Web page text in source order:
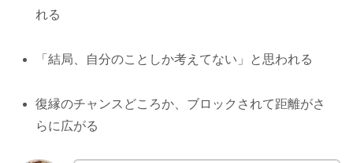
れる
「結局、自分のことしか考えてない」と思われる
復縁のチャンスどころか、ブロックされて距離がさ
らに広がる